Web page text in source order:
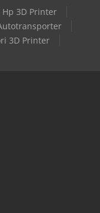
Hp 3D Printer
3D Printer